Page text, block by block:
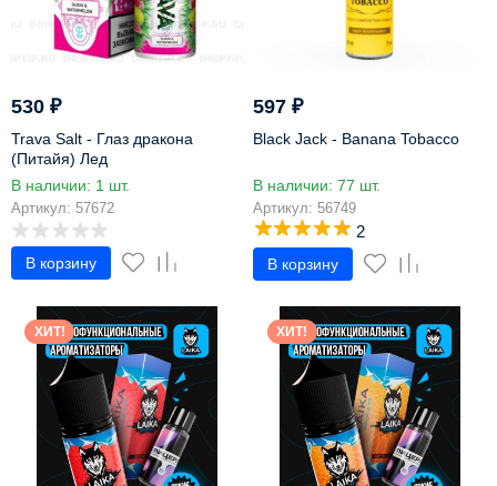
530 ₽
Trava Salt - Глаз дракона
(Питайя) Лед
В наличии: 1 шт.
Артикул: 57672
В корзину
597₽
Black Jack - Banana Tobacco
В наличии: 77 шт.
Артикул: 56749
2
В корзину
ХИТ! ХИТ!